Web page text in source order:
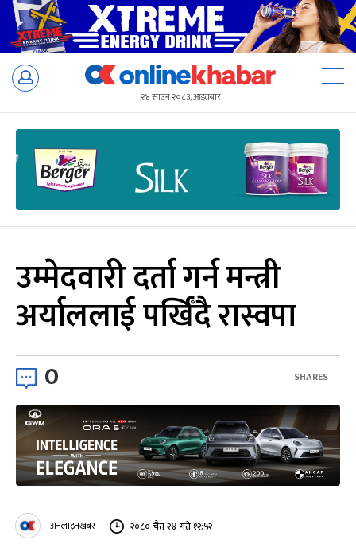
Skip
२४ साउन २०८३, आइतबार
उम्मेदवारी दर्ता गर्न मन्त्री
अर्याललाई पर्खिँदै रास्वपा
0 SHARES
अनलाइनखबर २०८० चैत २४ गते १२:५२